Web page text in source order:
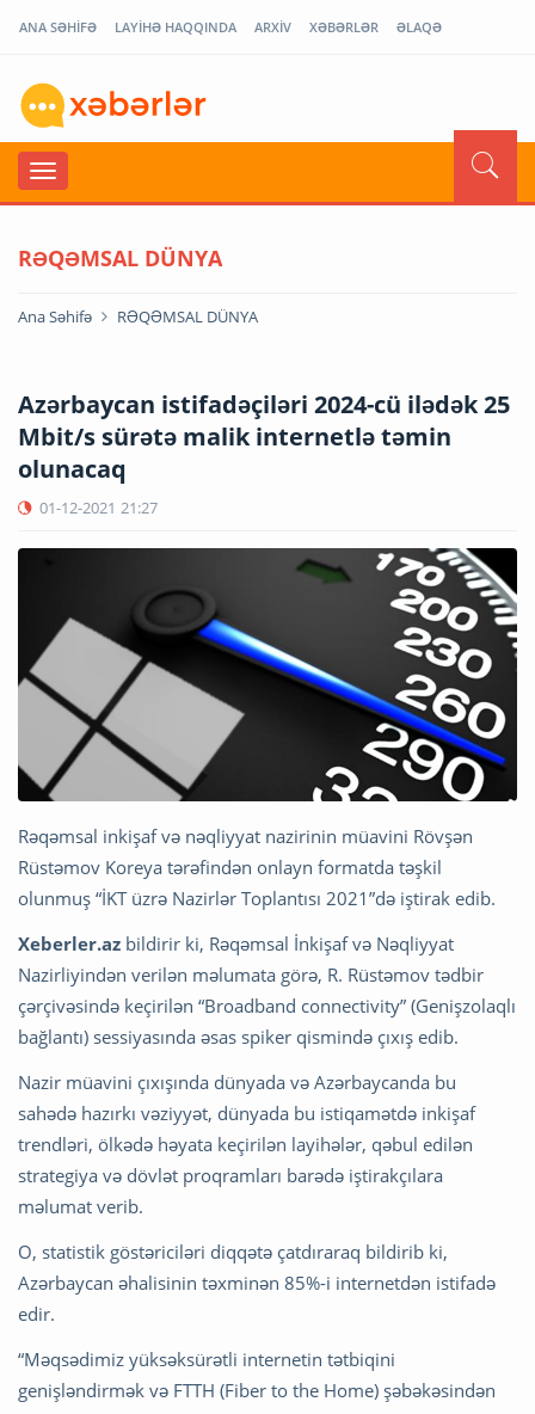
ANA SƏHİFƏ LAYİHƏ HAQQINDA ARXİV XƏBƏRLƏR ƏLAQƏ
RƏQƏMSAL DÜNYA
Ana Səhifə RƏQƏMSAL DÜNYA
Azərbaycan istifadəçiləri 2024-cü ilədək 25
Mbit/s sürətə malik internetlə təmin
olunacaq
01-12-2021 21:27
Rəqəmsal inkişaf və nəqliyyat nazirinin müavini Rövşən
Rüstəmov Koreya tərəfindən onlayn formatda təşkil
olunmuş “İKT üzrə Nazirlər Toplantısı 2021”də iştirak edib.
Xeberler.az bildirir ki, Rəqəmsal İnkişaf və Nəqliyyat
Nazirliyindən verilən məlumata görə, R. Rüstəmov tədbir
çərçivəsində keçirilən “Broadband connectivity” (Genişzolaqlı
bağlantı) sessiyasında əsas spiker qismində çıxış edib.
Nazir müavini çıxışında dünyada və Azərbaycanda bu
sahədə hazırkı vəziyyət, dünyada bu istiqamətdə inkişaf
trendləri, ölkədə həyata keçirilən layihələr, qəbul edilən
strategiya və dövlət proqramları barədə iştirakçılara
məlumat verib.
O, statistik göstəriciləri diqqətə çatdıraraq bildirib ki,
Azərbaycan əhalisinin təxminən 85%-i internetdən istifadə
edir.
“Məqsədimiz yüksəksürətli internetin tətbiqini
genişləndirmək və FTTH (Fiber to the Home) şəbəkəsindən